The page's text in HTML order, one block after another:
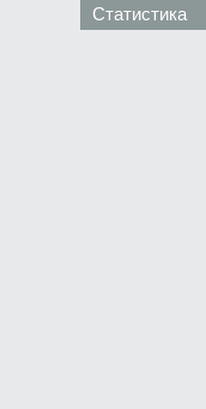
Статистика